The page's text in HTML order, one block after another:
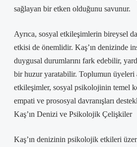
sağlayan bir etken olduğunu savunur.
Ayrıca, sosyal etkileşimlerin bireysel
etkisi de önemlidir. Kaş’ın denizinde
duygusal durumlarını fark edebilir,
bir huzur yaratabilir. Toplumun üyeleri
etkileşimler, sosyal psikolojinin temel
empati ve prososyal davranışları
Kaş’ın Denizi ve Psikolojik Çelişkiler
Kaş’ın denizinin psikolojik etkileri